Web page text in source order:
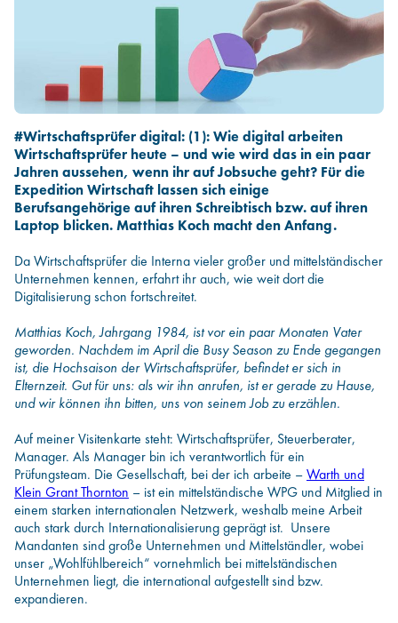
Wie wird man WP
Infos für WP
Infos für Hochschulen
#Wirtschaftsprüfer digital: (1): Wie digital arbeiten
Wirtschaftsprüfer heute – und wie wird das in ein paar
Jahren aussehen, wenn ihr auf Jobsuche geht? Für die
Expedition Wirtschaft lassen sich einige
Berufsangehörige auf ihren Schreibtisch bzw. auf ihren
Laptop blicken. Matthias Koch macht den Anfang.
Da Wirtschaftsprüfer die Interna vieler großer und mittelständischer
Unternehmen kennen, erfahrt ihr auch, wie weit dort die
Digitalisierung schon fortschreitet.
Matthias Koch, Jahrgang 1984, ist vor ein paar Monaten Vater
geworden. Nachdem im April die Busy Season zu Ende gegangen
ist, die Hochsaison der Wirtschaftsprüfer, befindet er sich in
Elternzeit. Gut für uns: als wir ihn anrufen, ist er gerade zu Hause,
und wir können ihn bitten, uns von seinem Job zu erzählen.
Auf meiner Visitenkarte steht: Wirtschaftsprüfer, Steuerberater,
Manager. Als Manager bin ich verantwortlich für ein
Prüfungsteam. Die Gesellschaft, bei der ich arbeite –Warth und
Klein Grant Thornton – ist ein mittelständische WPG und Mitglied in
einem starken internationalen Netzwerk, weshalb meine Arbeit
auch stark durch Internationalisierung geprägt ist. Unsere
Mandanten sind große Unternehmen und Mittelständler, wobei
unser „Wohlfühlbereich“ vornehmlich bei mittelständischen
Unternehmen liegt, die international aufgestellt sind bzw.
expandieren.